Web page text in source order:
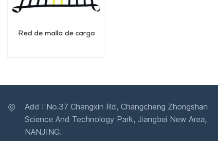
Red de malla de carga
Add : No.37 Changxin Rd, Changcheng Zhongshan
Science And Technology Park, Jiangbei New Area,
NANJING.